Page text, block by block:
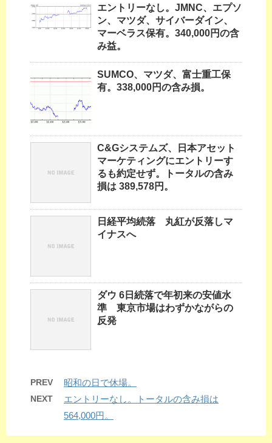
エントリーなし。JMNC、エプソ
ン、マツダ、サイバーダイン、
マーベラス保有。340,000円の含
み益。
SUMCO、マツダ、富士重工保
有。338,000円の含み損。
C&Gシステムズ、日本アセット
マーケティングにエントリーす
るも約定せず。トータルの含み
損は 389,578円。
日経平均続落 丸紅が反落しマ
イナスへ
ダウ 6日続落で年初来の安値水
準 東京市場はわずかながらの
反発
PREV 昭和の日で休場。
NEXT
エントリーなし。トータルの含み損は
564,000円。